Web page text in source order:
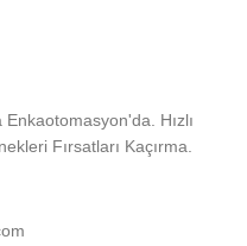
Hızlı
Fırsatları Kaçırma.